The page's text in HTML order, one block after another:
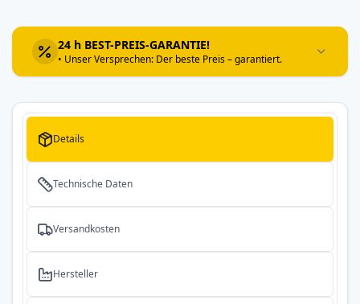
24 h BEST-PREIS-GARANTIE!
• Unser Versprechen: Der beste Preis – garantiert.
Details
Technische Daten
Versandkosten
Hersteller